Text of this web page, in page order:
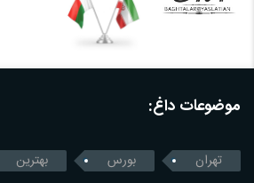
موضوعات داغ:
تهران بورس بهترین